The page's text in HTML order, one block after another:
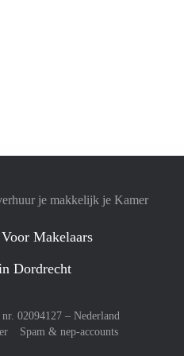
je makkelijk je Kamer
Voor Makelaars
Dordrecht
02094127 – Nederland
Spam & nep-accounts